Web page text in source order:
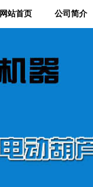
网站首页 公司简介